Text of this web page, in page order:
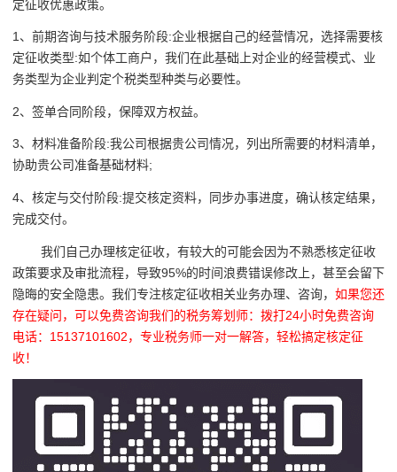
定征收优惠政策。
1、前期咨询与技术服务阶段:企业根据自己的经营情况，选择需要核
定征收类型:如个体工商户，我们在此基础上对企业的经营模式、业
务类型为企业判定个税类型种类与必要性。
2、签单合同阶段，保障双方权益。
3、材料准备阶段:我公司根据贵公司情况，列出所需要的材料清单，
协助贵公司准备基础材料;
4、核定与交付阶段:提交核定资料，同步办事进度，确认核定结果，
完成交付。
我们自己办理核定征收，有较大的可能会因为不熟悉核定征收
政策要求及审批流程，导致95%的时间浪费错误修改上，甚至会留下
隐晦的安全隐患。我们专注核定征收相关业务办理、咨询， 如果您还
存在疑问，可以免费咨询我们的税务筹划师：拨打24小时免费咨询
电话：15137101602，专业税务师一对一解答，轻松搞定核定征
收！